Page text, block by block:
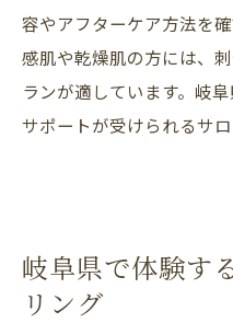
徴
剥離あり施術が
解説
美肌を目指す剥
選び方
容やアフターケア方法を
感肌や乾燥肌の方には、
ランが適しています。岐
サポートが受けられるサロ
岐阜県で体験す
リング